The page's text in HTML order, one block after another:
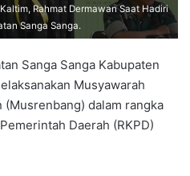
Rahmat Dermawan Saat Hadiri
Sanga Sanga.
Sanga Sanga Kabupaten
Musyawarah
(Musrenbang) dalam rangka
Daerah (RKPD)